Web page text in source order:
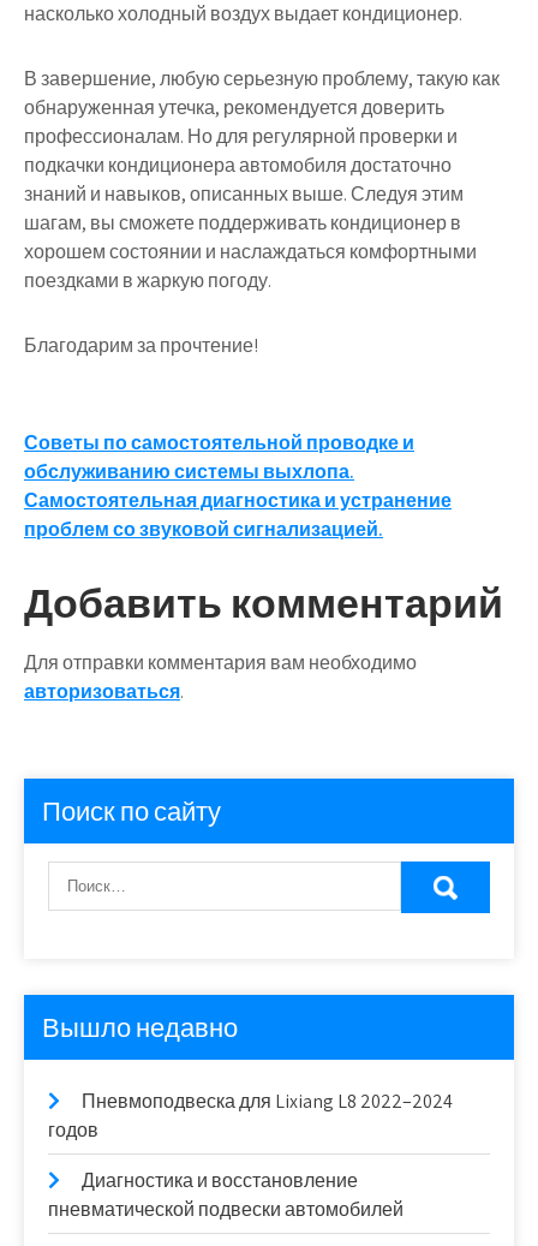
насколько холодный воздух выдает кондиционер.
В завершение, любую серьезную проблему, такую как
обнаруженная утечка, рекомендуется доверить
профессионалам. Но для регулярной проверки и
подкачки кондиционера автомобиля достаточно
знаний и навыков, описанных выше. Следуя этим
шагам, вы сможете поддерживать кондиционер в
хорошем состоянии и наслаждаться комфортными
поездками в жаркую погоду.
Благодарим за прочтение!
Навигация
по
записям
Советы по самостоятельной проводке и
обслуживанию системы выхлопа.
Самостоятельная диагностика и устранение
проблем со звуковой сигнализацией.
Добавить комментарий
Для отправки комментария вам необходимо
авторизоваться.
Поиск по сайту
Вышло недавно
Пневмоподвеска для Lixiang L8 2022–2024
годов
Диагностика и восстановление
пневматической подвески автомобилей